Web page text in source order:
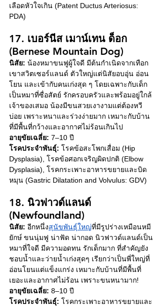
เลือดหัวใจเกิน (Patent Ductus Arteriosus:
PDA)
17. เบอร์นีส เมาน์เทน ด็อก
(Bernese Mountain Dog)
นิสัย: น้องหมาขนฟูผู้ใจดี มีต้นกำเนิดจากเทือก
เขาสวิตเซอร์แลนด์ ตัวใหญ่แต่นิสัยอบอุ่น อ่อน
โยน และเข้ากับคนเก่งสุด ๆ โดยเฉพาะกับเด็ก
เป็นหมาที่ซื่อสัตย์ รักครอบครัวและพร้อมอยู่ใกล้
เจ้าของเสมอ น้องมีขนสวยเงางามแต่ต้องหวี
บ่อย เพราะหนาและร่วงง่ายมาก เหมาะกับบ้าน
ที่มีพื้นที่กว้างและอากาศไม่ร้อนเกินไป
อายุขัยเฉลี่ย: 7–10 ปี
โรคประจำพันธุ์: โรคข้อสะโพกเสื่อม (Hip
Dysplasia), โรคข้อศอกเจริญผิดปกติ (Elbow
Dysplasia), โรคกระเพาะอาหารขยายและบิด
หมุน (Gastric Dilatation and Volvulus: GDV)
18. นิวฟาวด์แลนด์
(Newfoundland)
นิสัย: อีกหนึ่งสุนัขพันธุ์ใหญ่ที่มีรูปร่างเหมือนหมี
ยักษ์ ขนนุ่มฟู น่าฟัด น่ากอด นิวฟาวด์แลนด์เป็น
หมาที่ใจดี มีความอดทน รักเด็กมาก ที่สำคัญยัง
ชอบน้ำและว่ายน้ำเก่งสุดๆ เรียกว่าเป็นพี่ใหญ่ที่
อ่อนโยนแต่แข็งแกร่ง เหมาะกับบ้านที่มีพื้นที่
เยอะและอากาศไม่ร้อน เพราะขนหนามาก!
อายุขัยเฉลี่ย: 8–10 ปี
โรคประจำพันธุ์: โรคกระเพาะอาหารขยายและ